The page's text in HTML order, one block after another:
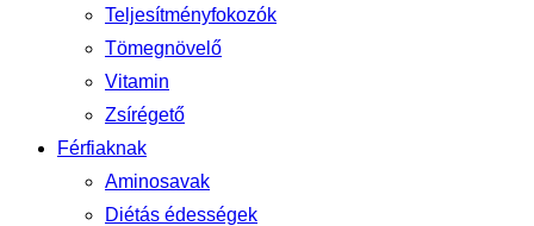
Teljesítményfokozók
Tömegnövelő
Vitamin
Zsírégető
Férfiaknak
Aminosavak
Diétás édességek